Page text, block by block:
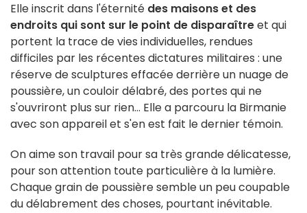
Elle inscrit dans l'éternité des maisons et des
endroits qui sont sur le point de disparaîtreet qui
portent la trace de vies individuelles, rendues
difficiles par les récentes dictatures militaires : une
réserve de sculptures effacée derrière un nuage de
poussière, un couloir délabré, des portes qui ne
s'ouvriront plus sur rien... Elle a parcouru la Birmanie
avec son appareil et s'en est fait le dernier témoin.
On aime son travail pour sa très grande délicatesse,
pour son attention toute particulière à la lumière.
Chaque grain de poussière semble un peu coupable
du délabrement des choses, pourtant inévitable.